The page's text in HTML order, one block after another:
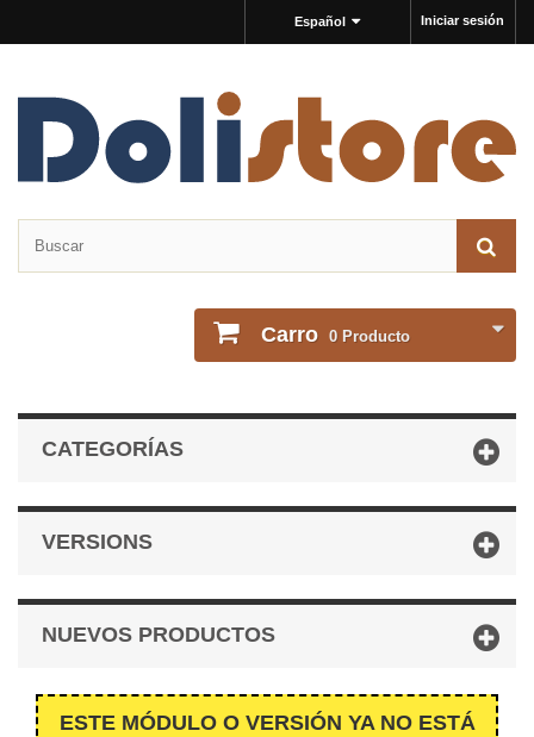
Iniciar sesión
Español
Carro 0 Producto
CATEGORÍAS
VERSIONS
NUEVOS PRODUCTOS
ESTE MÓDULO O VERSIÓN YA NO ESTÁ